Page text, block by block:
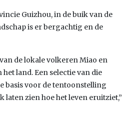
Guizhou, in de buik van de
is er bergachtig en de
de lokale volkeren Miao en
land. Een selectie van die
basis voor de tentoonstelling
laten zien hoe het leven eruitziet,”